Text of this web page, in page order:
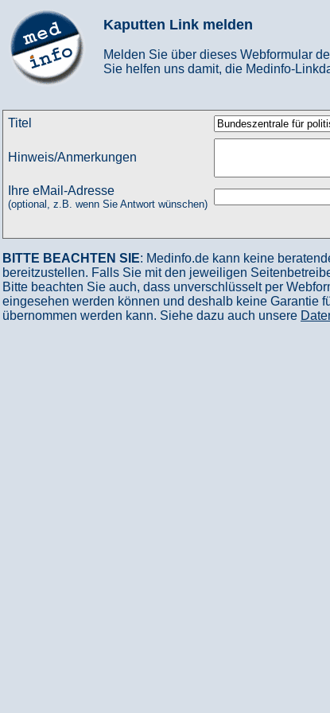
Kaputten Link melden
Melden Sie über dieses Webformular
Sie helfen uns damit, die Medinfo-
Titel
Hinweis/Anmerkungen
Ihre eMail-Adresse
(optional, z.B. wenn Sie Antwort wünschen)
BITTE BEACHTEN SIE: Medinfo.de kann keine
bereitzustellen. Falls Sie mit den jeweiligen
Bitte beachten Sie auch, dass unverschlüsselt per
eingesehen werden können und deshalb keine Garantie
übernommen werden kann. Siehe dazu auch unsere